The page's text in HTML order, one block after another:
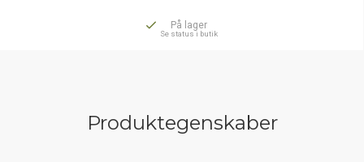
På lager
Se status i butik
Produktegenskaber